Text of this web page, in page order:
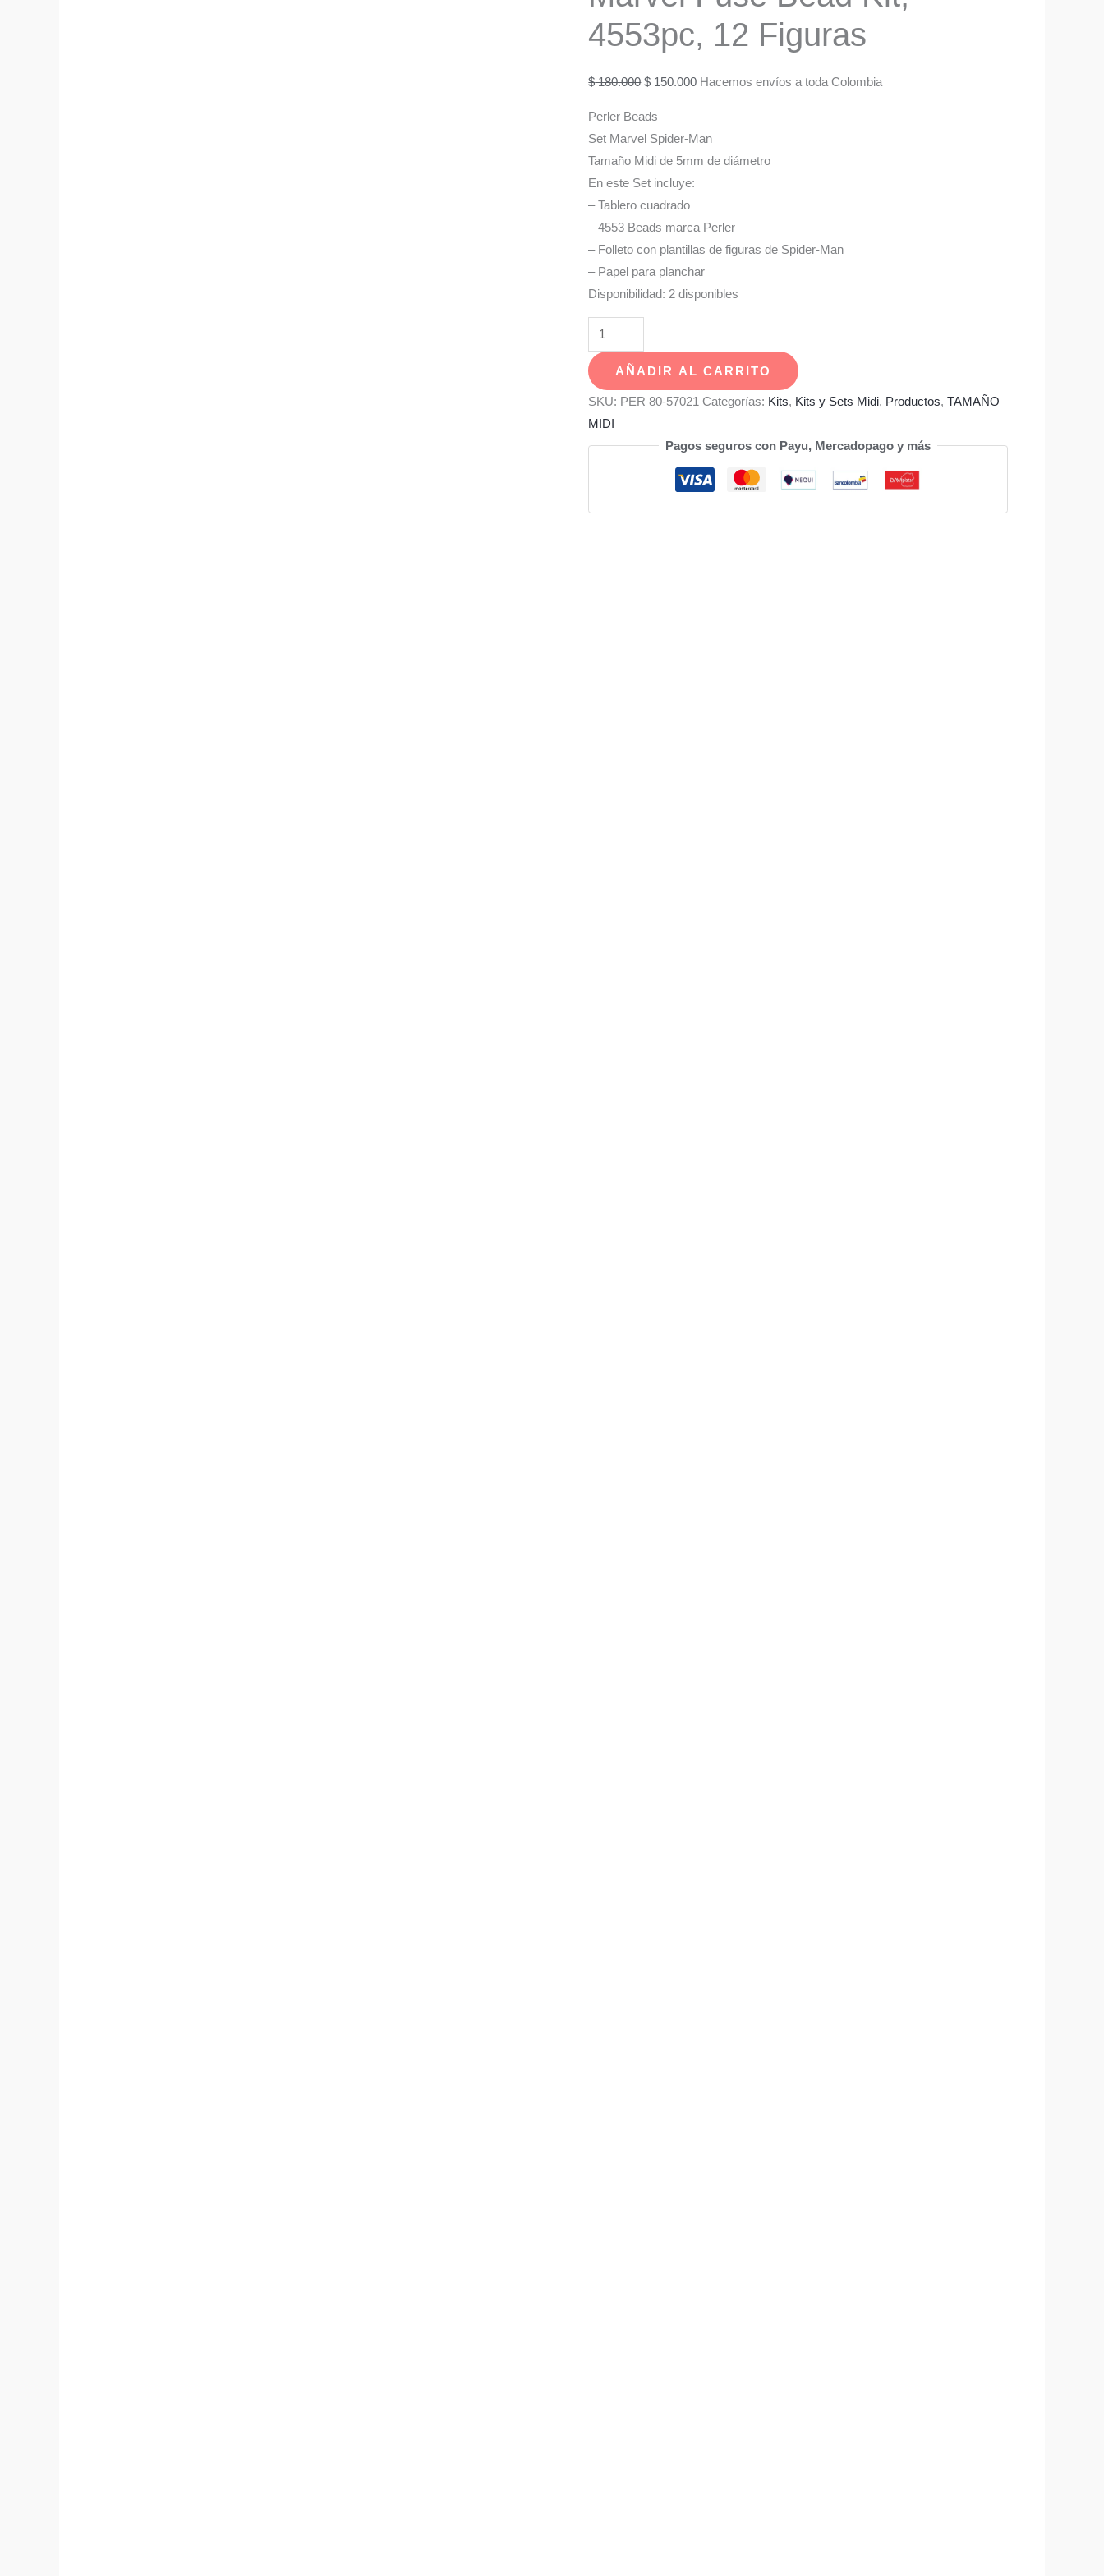
4553pc, 12 Figuras
$180.000 El
original
era:
$ 180.000.
$ 150.000El
es:
$ 150.000.
Hacemos envíos a toda Colombia
Perler Beads
Set Marvel Spider-Man
Tamaño Midi de 5mm de diámetro
En este Set incluye:
– Tablero cuadrado
– 4553 Beads marca Perler
– Folleto con plantillas de figuras de Spider-Man
– Papel para planchar
Disponibilidad: 2 disponibles
Set
Grande
-
Spider-
Man
AÑADIR AL CARRITO
SKU: PER 80-57021 Categorías: Kits, Kits y Sets Midi, Productos,TAMAÑO
MIDI
Pagos seguros con Payu, Mercadopago y más